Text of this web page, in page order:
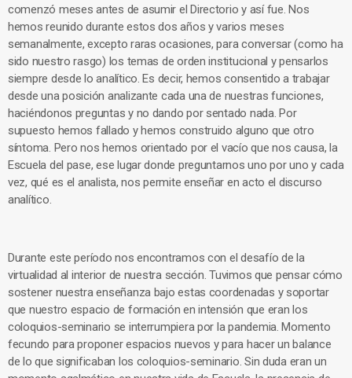
comenzó meses antes de asumir el Directorio y así fue. Nos
hemos reunido durante estos dos años y varios meses
semanalmente, excepto raras ocasiones, para conversar (como ha
sido nuestro rasgo) los temas de orden institucional y pensarlos
siempre desde lo analítico. Es decir, hemos consentido a trabajar
desde una posición analizante cada una de nuestras funciones,
haciéndonos preguntas y no dando por sentado nada. Por
supuesto hemos fallado y hemos construido alguno que otro
síntoma. Pero nos hemos orientado por el vacío que nos causa, la
Escuela del pase, ese lugar donde preguntarnos uno por uno y cada
vez, qué es el analista, nos permite enseñar en acto el discurso
analítico.
Durante este período nos encontramos con el desafío de la
virtualidad al interior de nuestra sección. Tuvimos que pensar cómo
sostener nuestra enseñanza bajo estas coordenadas y soportar
que nuestro espacio de formación en intensión que eran los
coloquios-seminario se interrumpiera por la pandemia. Momento
fecundo para proponer espacios nuevos y para hacer un balance
de lo que significaban los coloquios-seminario. Sin duda eran un